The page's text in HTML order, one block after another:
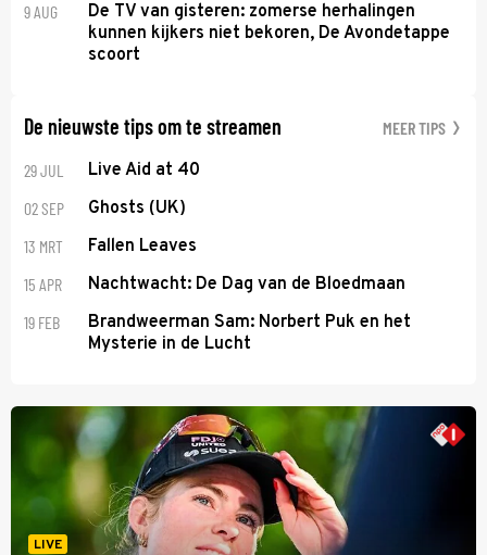
9 AUG
De TV van gisteren: zomerse herhalingen
kunnen kijkers niet bekoren, De Avondetappe
scoort
De nieuwste tips om te streamen MEER TIPS
29 JUL Live Aid at 40
02 SEP Ghosts (UK)
13 MRT Fallen Leaves
15 APR Nachtwacht: De Dag van de Bloedmaan
19 FEB
Brandweerman Sam: Norbert Puk en het
Mysterie in de Lucht
LIVE